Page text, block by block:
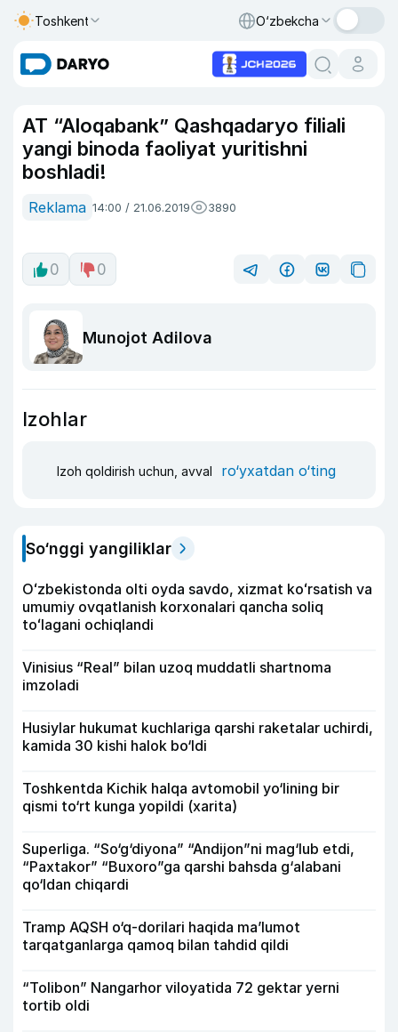
Toshkent O‘zbekcha
AT “Aloqabank” Qashqadaryo filiali
yangi binoda faoliyat yuritishni
boshladi!
Reklama 14:00 / 21.06.2019 3890
0 0
Munojot Adilova
Izohlar
Izoh qoldirish uchun, avval ro‘yxatdan o‘ting
So‘nggi yangiliklar
Oʻzbekistonda olti oyda savdo, xizmat koʻrsatish va
umumiy ovqatlanish korxonalari qancha soliq
toʻlagani ochiqlandi
Vinisius “Real” bilan uzoq muddatli shartnoma
imzoladi
Husiylar hukumat kuchlariga qarshi raketalar uchirdi,
kamida 30 kishi halok bo‘ldi
Toshkentda Kichik halqa avtomobil yo‘lining bir
qismi to‘rt kunga yopildi (xarita)
Superliga. “So‘g‘diyona” “Andijon”ni mag‘lub etdi,
“Paxtakor” “Buxoro”ga qarshi bahsda g‘alabani
qo‘ldan chiqardi
Tramp AQSH o‘q-dorilari haqida ma’lumot
tarqatganlarga qamoq bilan tahdid qildi
“Tolibon” Nangarhor viloyatida 72 gektar yerni
tortib oldi